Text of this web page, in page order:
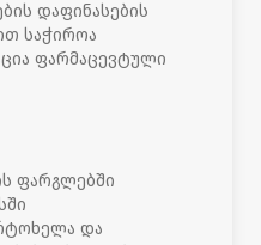
დაფინასების
საჭიროა
ფარმაცევტული
ფარგლებში
და